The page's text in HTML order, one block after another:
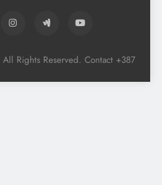
Rights Reserved. Contact +387